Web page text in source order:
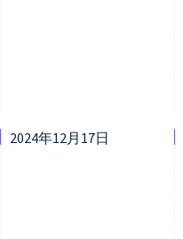
2024年12月17日